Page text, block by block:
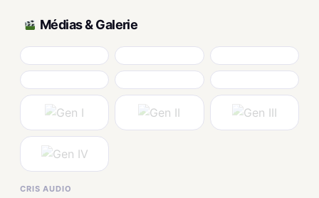
Médias & Galerie
CRIS AUDIO